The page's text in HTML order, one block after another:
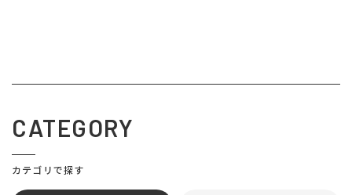
CATEGORY
カテゴリで探す